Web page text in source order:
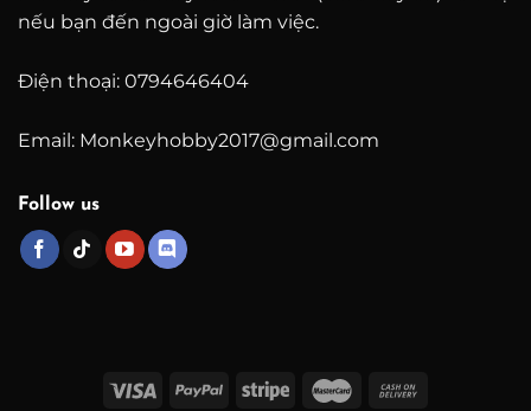
nếu bạn đến ngoài giờ làm việc.
Điện thoại: 0794646404
Email: Monkeyhobby2017@gmail.com
Follow us